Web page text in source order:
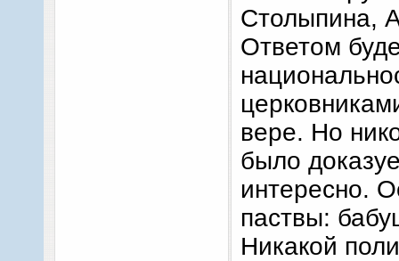
Столыпина,
Ответом
вере. Но
было
интересно.
паствы:
Никакой